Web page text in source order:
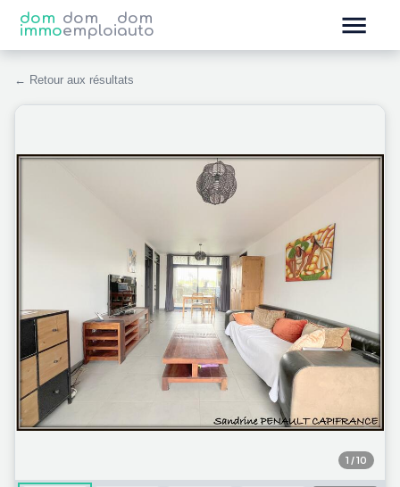
dom
immo
dom
emploi
dom
auto
← Retour aux résultats
1 /10